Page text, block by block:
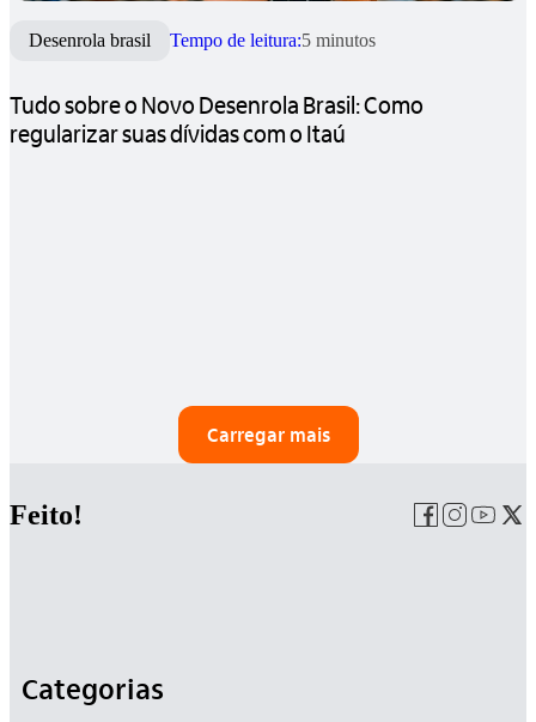
Desenrola brasil Tempo de leitura:5 minutos
Tudo sobre o Novo Desenrola Brasil: Como
regularizar suas dívidas com o Itaú
Carregar mais
Feito!
Categorias